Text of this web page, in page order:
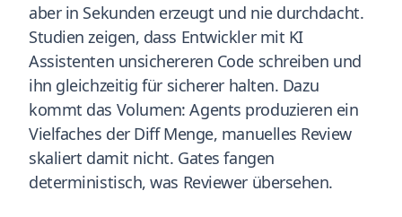
aber in Sekunden erzeugt und nie durchdacht.
Studien zeigen, dass Entwickler mit KI
Assistenten unsichereren Code schreiben und
ihn gleichzeitig für sicherer halten. Dazu
kommt das Volumen: Agents produzieren ein
Vielfaches der Diff Menge, manuelles Review
skaliert damit nicht. Gates fangen
deterministisch, was Reviewer übersehen.